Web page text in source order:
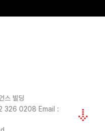
스 빌딩
326 0208 Email :